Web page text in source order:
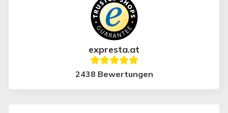
expresta.at
2438 Bewertungen